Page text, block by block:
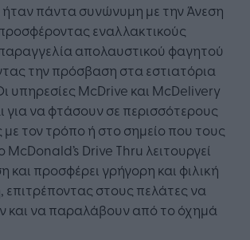
ήταν πάντα συνώνυμη με την Άνεση
εναλλακτικούς
απολαυστικού φαγητού
την πρόσβαση στα εστιατόρια
υπηρεσίες McDrive και McDelivery
για να φτάσουν σε περισσότερους
τον τρόπο ή στο σημείο που τους
McDonald’s Drive Thru λειτουργεί
και προσφέρει γρήγορη και φιλική
επιτρέποντας στους πελάτες να
και να παραλάβουν από το όχημά